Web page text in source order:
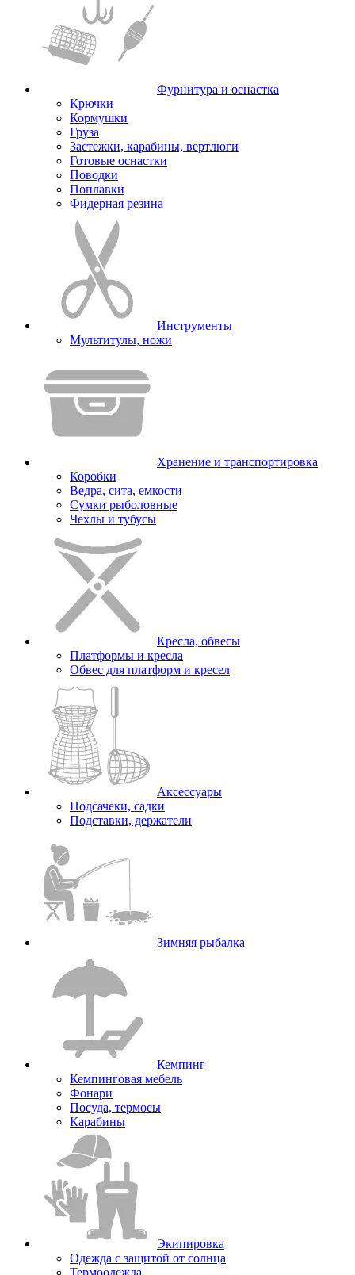
Фурнитура и оснастка
Крючки
Кормушки
Груза
Застежки, карабины, вертлюги
Готовые оснастки
Поводки
Поплавки
Фидерная резина
Инструменты
Мультитулы, ножи
Хранение и транспортировка
Коробки
Ведра, сита, емкости
Сумки рыболовные
Чехлы и тубусы
Кресла, обвесы
Платформы и кресла
Обвес для платформ и кресел
Аксессуары
Подсачеки, садки
Подставки, держатели
Зимняя рыбалка
Кемпинг
Кемпинговая мебель
Фонари
Посуда, термосы
Карабины
Экипировка
Одежда с защитой от солнца
Термоодежда